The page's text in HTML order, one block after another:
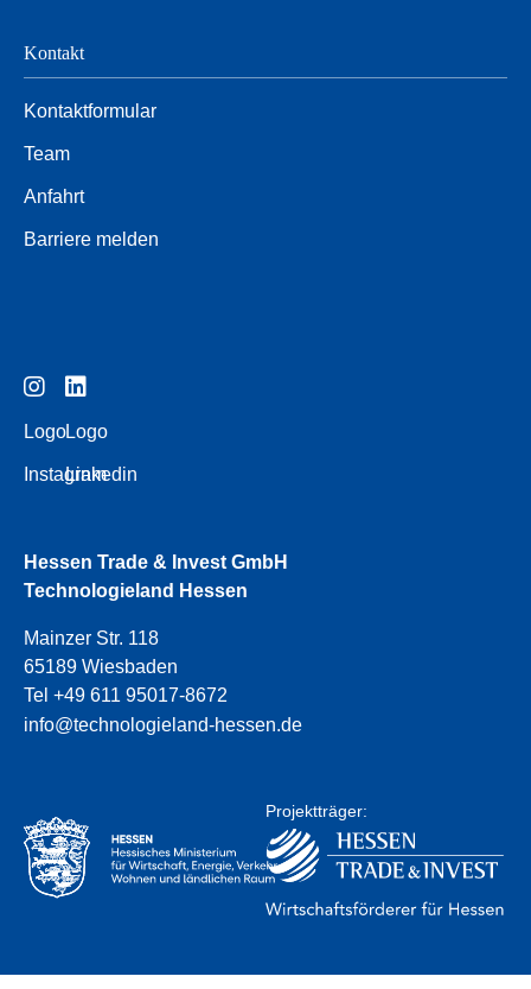
Kontakt
Kontaktformular
Team
Anfahrt
Barriere melden
Logo
Instagram
Logo
Linkedin
Hessen Trade & Invest GmbH
Technologieland Hessen
Mainzer Str. 118
65189 Wiesbaden
Tel +49 611 95017-8672
info@technologieland-hessen.de
Projektträger: